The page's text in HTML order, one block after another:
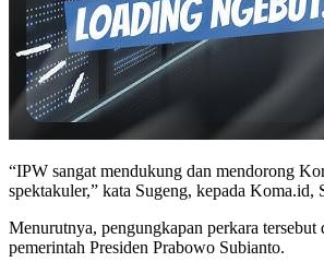
“IPW sangat mendukung dan mendorong
spektakuler,” kata Sugeng, kepada Koma.id,
Menurutnya, pengungkapan perkara
pemerintah Presiden Prabowo Subianto.